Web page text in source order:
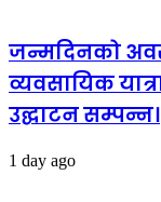
जन्मदिनको
व्यवसायिक
उद्घाटन सम्पन्न।
1 day ago